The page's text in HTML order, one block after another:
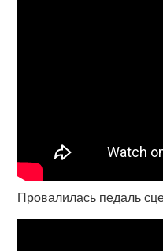
Провалилась педаль